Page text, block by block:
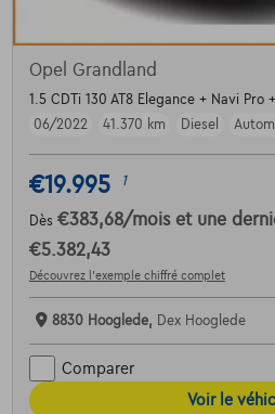
Opel Grandland
1.5 CDTi 130 AT8 Elegance + Navi
06/2022
41.370 km Diesel
€19.995 1
Dès €383,68/mois et une
€5.382,43
Découvrez l’exemple chiffré complet
8830 Hooglede, Dex Hooglede
Comparer
Voir le